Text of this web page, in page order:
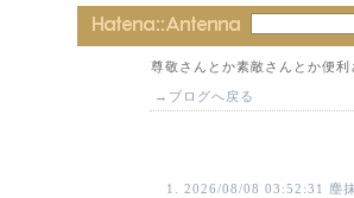
尊敬さんとか素敵さんとか便利
→ブログへ戻る
2026/08/08 03:52:31 塵抹